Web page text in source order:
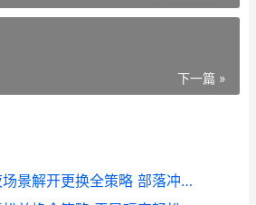
下一篇 »
部落冲突沙漠之夜场景解开更换全策略 部落冲突沙漠之夜